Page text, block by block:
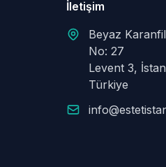
İletişim
Beyaz
No: 27
Levent 3,
Türkiye